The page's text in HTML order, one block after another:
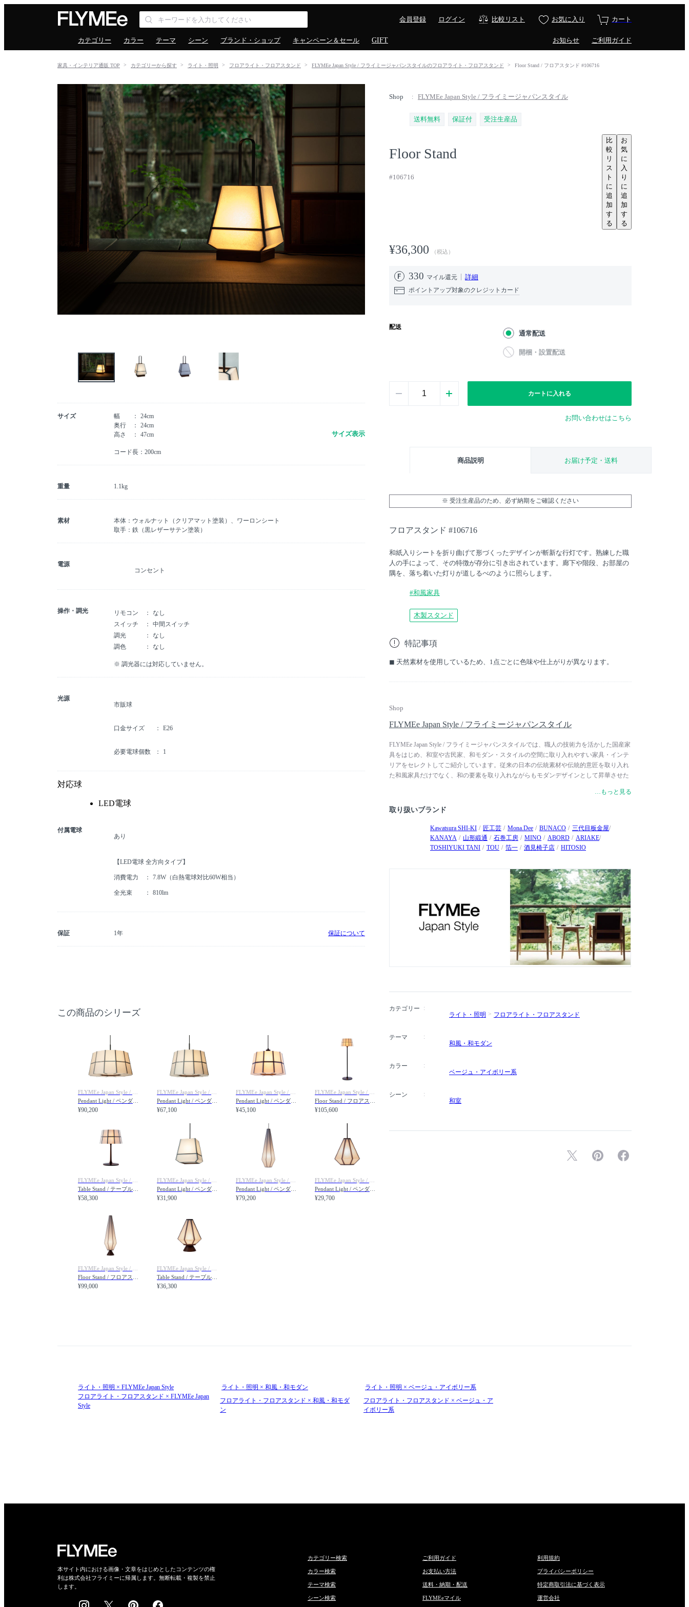
会員登録 ログイン 比較リスト お気に入り カート
カテゴリー カラー テーマ シーン ブランド・ショップ キャンペーン＆セール GIFT お知らせ ご利用ガイド
家具・インテリア通販 TOP カテゴリーから探す ライト・照明 フロアライト・フロアスタンド FLYMEe Japan Style / フライミージャパンスタイルのフロアライト・フロアスタンド Floor Stand / フロアスタンド #106716
Shop FLYMEe Japan Style / フライミージャパンスタイル
送料無料 保証付 受注生産品
Floor Stand
#106716
比
較
リ
ス
ト
に
追
加
す
る
お
気
に
入
り
に
追
加
す
る
¥36,300 （税込）
330 マイル還元 詳細
ポイントアップ対象のクレジットカード
配送
通常配送
開梱・設置配送
カートに入れる
お問い合わせはこちら
商品説明 お届け予定・送料
※ 受注生産品のため、必ず納期をご確認ください
フロアスタンド #106716
和紙入りシートを折り曲げて形づくったデザインが斬新な行灯です。熟練した職
人の手によって、その特徴が存分に引き出されています。廊下や階段、お部屋の
隅を、落ち着いた灯りが道しるべのように照らします。
#和風家具
木製スタンド
特記事項
◼︎ 天然素材を使用しているため、1点ごとに色味や仕上がりが異なります。
Shop
FLYMEe Japan Style / フライミージャパンスタイル
FLYMEe Japan Style / フライミージャパンスタイルでは、職人の技術力を活かした国産家
具をはじめ、和室や古民家、和モダン・スタイルの空間に取り入れやすい家具・インテ
リアをセレクトしてご紹介しています。従来の日本の伝統素材や伝統的意匠を取り入れ
た和風家具だけでなく、和の要素を取り入れながらもモダンデザインとして昇華させた
ん、洋室でもお使いいただける家具・インテリアを幅広く取り揃えています。
…もっと見る
取り扱いブランド
Kawatsura SHI-KI 匠工芸 Mona.Dee BUNACO
三代目板金屋
KANAYA
山形緞通 石巻工房 MINO ABORD
ARIAKE
TOSHIYUKI TANI
TOU 箔一 酒見椅子店 HITOSIO
カテゴリー
ライト・照明
フロアライト・フロアスタンド
テーマ
和風・和モダン
カラー
ベージュ・アイボリー系
シーン
和室
サイズ 幅
24cm
奥行
24cm
高さ
47cm
コード長：200cm
サイズ表示
重量 1.1kg
素材
本体：ウォルナット（クリアマット塗装）、ワーロンシート
取手：鉄（黒レザーサテン塗装）
電源
コンセント
操作・調光 リモコン
なし
スイッチ
中間スイッチ
調光
なし
調色
なし
※ 調光器には対応していません。
光源
市販球
口金サイズ E26
必要電球個数 1
対応球
LED電球
付属電球
あり
【LED電球 全方向タイプ】
消費電力 7.8W（白熱電球対比60W相当）
全光束 810lm
保証 1年 保証について
この商品のシリーズ
¥90,200 ¥67,100 ¥45,100 ¥105,600
¥58,300 ¥31,900 ¥79,200 ¥29,700
¥99,000 ¥36,300
ライト・照明 × FLYMEe Japan Style ライト・照明 × 和風・和モダン
ライト・照明 × ベージュ・アイボリー系
フロアライト・フロアスタンド × FLYMEe Japan
Style
フロアライト・フロアスタンド × 和風・和モダ
ン
フロアライト・フロアスタンド × ベージュ・ア
イボリー系
本サイト内における画像・文章をはじめとしたコンテンツの権
利は株式会社フライミーに帰属します。無断転載・複製を禁止
します。
カテゴリー検索
カラー検索
テーマ検索
シーン検索
ご利用ガイド
お支払い方法
送料・納期・配送
FLYMEeマイル
利用規約
プライバシーポリシー
特定商取引法に基づく表示
運営会社